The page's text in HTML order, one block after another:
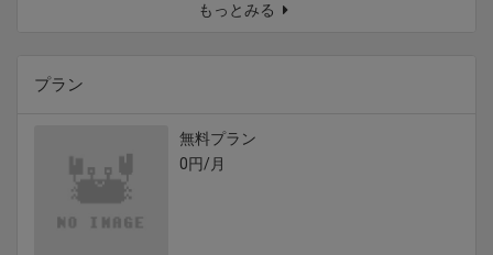
もっとみる
プラン
無料プラン
0円/月